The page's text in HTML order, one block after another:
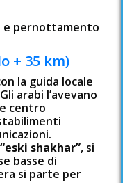
e pernottamento
+ 35 km)
la guida locale
arabi l’avevano
centro
“eski shakhar”, si
basse di
si parte per